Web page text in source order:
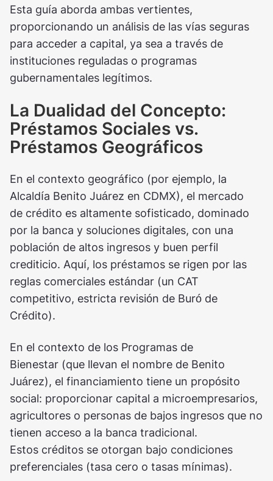
Esta guía aborda ambas vertientes,
proporcionando un análisis de las vías seguras
para acceder a capital, ya sea a través de
instituciones reguladas o programas
gubernamentales legítimos.
La Dualidad del Concepto:
Préstamos Sociales vs.
Préstamos Geográficos
En el contexto geográfico (por ejemplo, la
Alcaldía Benito Juárez en CDMX), el mercado
de crédito es altamente sofisticado, dominado
por la banca y soluciones digitales, con una
población de altos ingresos y buen perfil
crediticio. Aquí, los préstamos se rigen por las
reglas comerciales estándar (un CAT
competitivo, estricta revisión de Buró de
Crédito).
En el contexto de los Programas de
Bienestar (que llevan el nombre de Benito
Juárez), el financiamiento tiene un propósito
social: proporcionar capital a microempresarios,
agricultores o personas de bajos ingresos que no
tienen acceso a la banca tradicional.
Estos créditos se otorgan bajo condiciones
preferenciales (tasa cero o tasas mínimas).